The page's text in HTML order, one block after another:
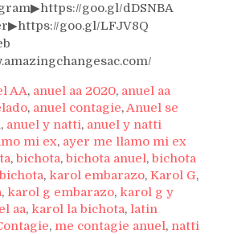
goo.gl/dDSNBA
goo.gl/LFJV8Q
AA, anuel aa 2020, anuel aa
, anuel contagie,Anuel se
, anuel y natti, anuel y natti
mi ex, ayer me llamo mi ex
, bichota, bichota anuel, bichota
, karol embarazo, Karol G,
, karol g embarazo, karol g y
aa, karol la bichota, latin
, me contagie anuel, natti